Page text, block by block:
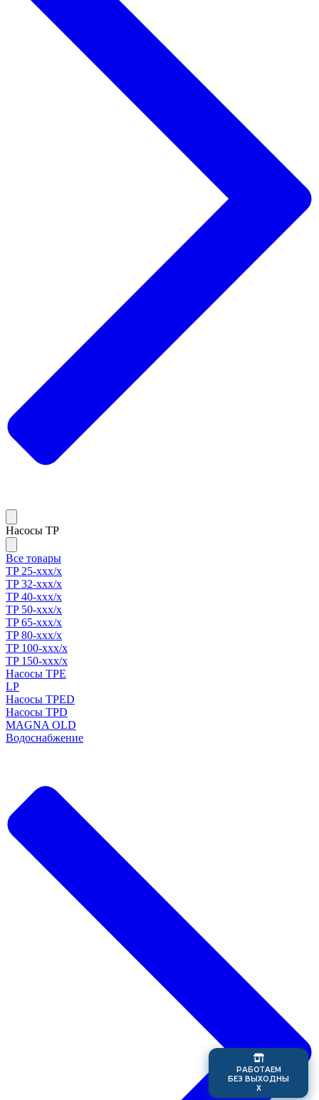
Насосы TP
Все товары
TP 25-xxx/x
TP 32-xxx/x
TP 40-xxx/x
TP 50-xxx/x
TP 65-xxx/x
TP 80-xxx/x
TP 100-xxx/x
TP 150-xxx/x
Насосы TPE
LP
Насосы TPED
Насосы TPD
MAGNA OLD
Водоснабжение
РАБОТАЕМ
БЕЗ ВЫХОДНЫ
Х